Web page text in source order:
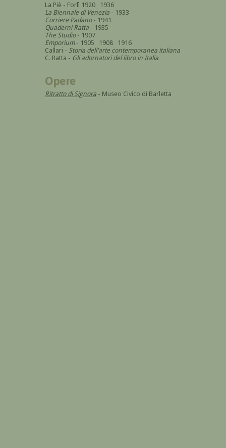
La Piè - Forlì 1920 1936
La Biennale di Venezia - 1933
Corriere Padano- 1941
Quaderni Ratta - 1935
The Studio- 1907
Emporium- 1905 1908 1916
Callari - Storia dell'arte contemporanea italiana
C. Ratta - Gli adornatori del libro in Italia
Opere
Ritratto di Signora - Museo Civico di Barletta